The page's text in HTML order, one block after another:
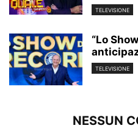
TELEVISIONE
“Lo
TELEVISIONE
NESSUN